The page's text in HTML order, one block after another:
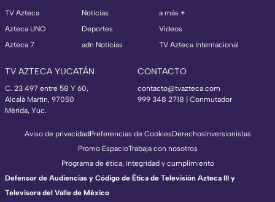
TV Azteca
Azteca UNO
Azteca 7
Noticias
Deportes
adn Noticias
a más +
Videos
TV Azteca Internacional
TV AZTECA YUCATÁN
C. 23 497 entre 58 Y 60,
Alcalá Martín, 97050
Mérida, Yuc.
CONTACTO
contacto@tvazteca.com
999 348 2718 | Conmutador
Aviso de privacidadPreferencias de CookiesDerechosInversionistas
Promo EspacioTrabaja con nosotros
Programa de ética, integridad y cumplimiento
Defensor de Audiencias y Código de Ética de Televisión Azteca III y
Televisora del Valle de México